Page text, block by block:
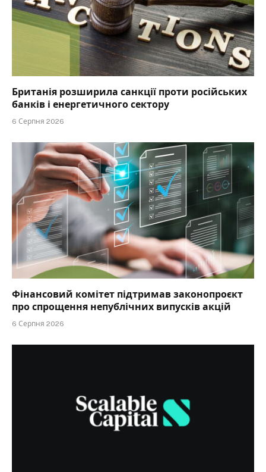
Британія розширила санкції проти російських
банків і енергетичного сектору
6 Серпня 2026
Фінансовий комітет підтримав законопроєкт
про спрощення непублічних випусків акцій
6 Серпня 2026